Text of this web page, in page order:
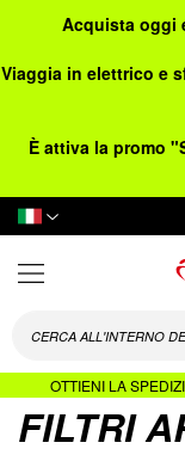
Acquista oggi
Viaggia in elettrico e
È attiva la promo
Lingua
OTTIENI LA
FILTRI